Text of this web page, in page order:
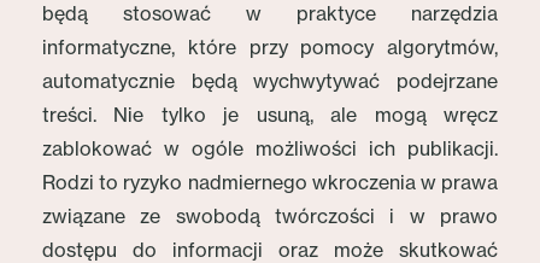
będą stosować w praktyce narzędzia
informatyczne, które przy pomocy algorytmów,
automatycznie będą wychwytywać podejrzane
treści. Nie tylko je usuną, ale mogą wręcz
zablokować w ogóle możliwości ich publikacji.
Rodzi to ryzyko nadmiernego wkroczenia w prawa
związane ze swobodą twórczości i w prawo
dostępu do informacji oraz może skutkować